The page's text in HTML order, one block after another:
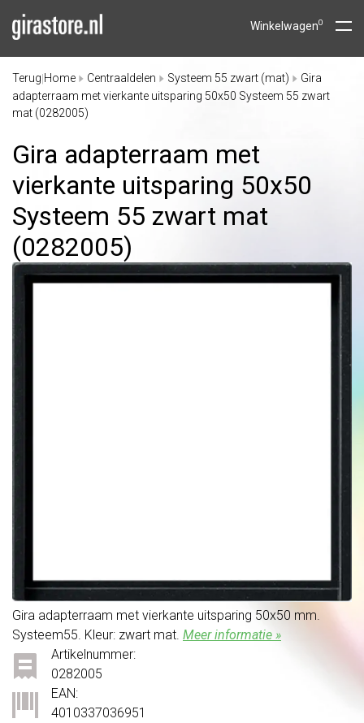
Winkelwagen0
Terug Home Centraaldelen Systeem 55 zwart (mat)
Gira
adapterraam met vierkante uitsparing 50x50 Systeem 55 zwart
mat (0282005)
Gira adapterraam met
vierkante uitsparing 50x50
Systeem 55 zwart mat
(0282005)
Gira adapterraam met vierkante uitsparing 50x50 mm.
Systeem55. Kleur: zwart mat. Meer informatie »
Artikelnummer:
0282005
EAN:
4010337036951